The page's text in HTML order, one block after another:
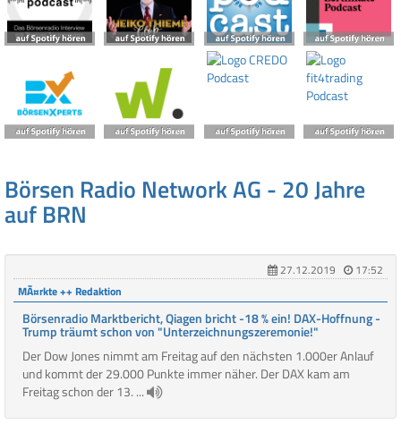
Börsen Radio Network AG - 20 Jahre
auf BRN
27.12.2019
17:52
MÃ¤rkte ++ Redaktion
Börsenradio Marktbericht, Qiagen bricht -18 % ein! DAX-Hoffnung -
Trump träumt schon von "Unterzeichnungszeremonie!"
Der Dow Jones nimmt am Freitag auf den nächsten 1.000er Anlauf
und kommt der 29.000 Punkte immer näher. Der DAX kam am
Freitag schon der 13. ...